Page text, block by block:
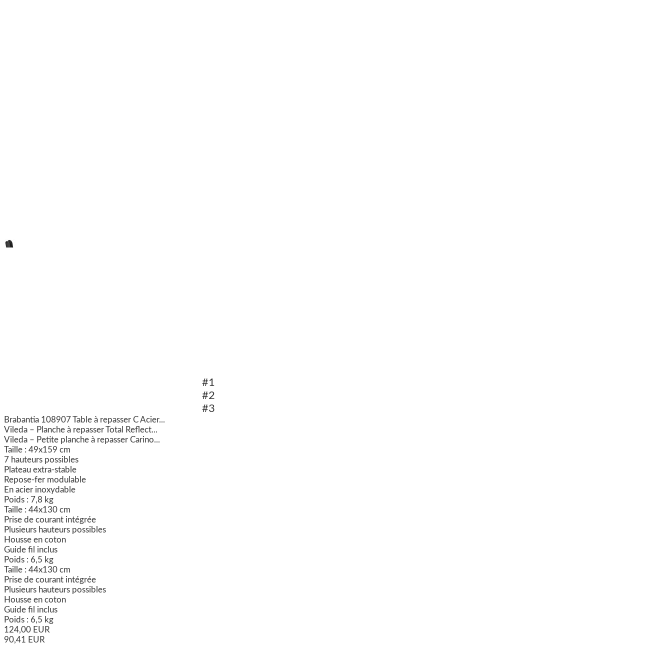
#1
#2
#3
Brabantia 108907 Table à repasser C Acier...
Vileda – Planche à repasser Total Reflect...
Vileda – Petite planche à repasser Carino...
Taille : 49x159 cm
7 hauteurs possibles
Plateau extra-stable
Repose-fer modulable
En acier inoxydable
Poids : 7,8 kg
Taille : 44x130 cm
Prise de courant intégrée
Plusieurs hauteurs possibles
Housse en coton
Guide fil inclus
Poids : 6,5 kg
Taille : 44x130 cm
Prise de courant intégrée
Plusieurs hauteurs possibles
Housse en coton
Guide fil inclus
Poids : 6,5 kg
124,00 EUR
90,41 EUR